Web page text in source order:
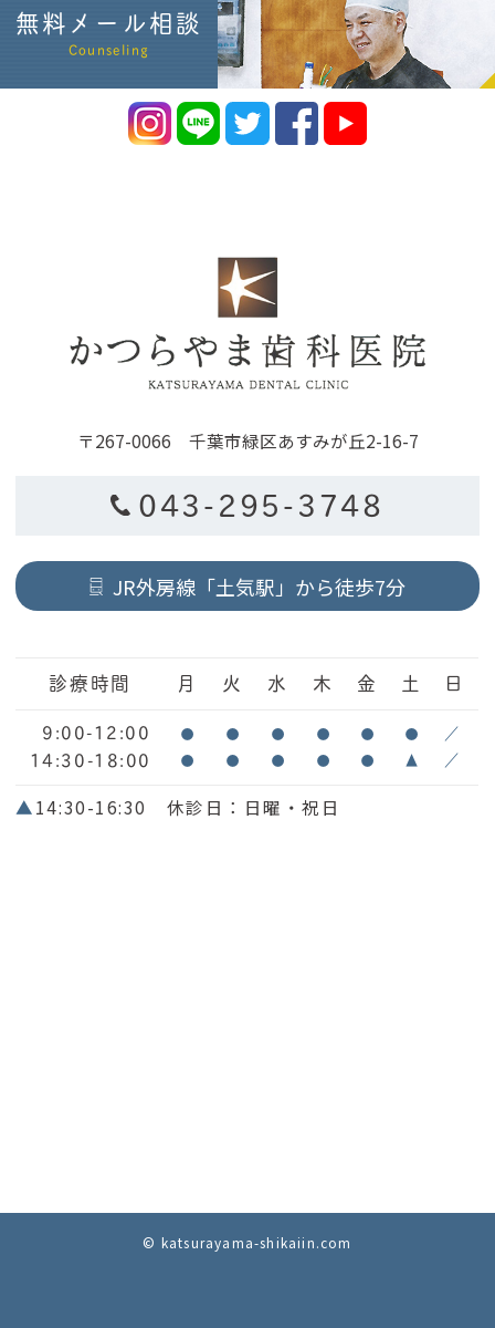
無料メール相談
Counseling
〒267-0066 千葉市緑区あすみが丘2-16-7
043-295-3748
JR外房線「土気駅」から徒歩7分
診療時間 月 火 水 木 金 土 日
9:00-12:00 ● ● ● ● ● ● ／
14:30-18:00 ● ● ● ● ● ▲ ／
▲14:30-16:30 休診日：日曜・祝日
© katsurayama-shikaiin.com